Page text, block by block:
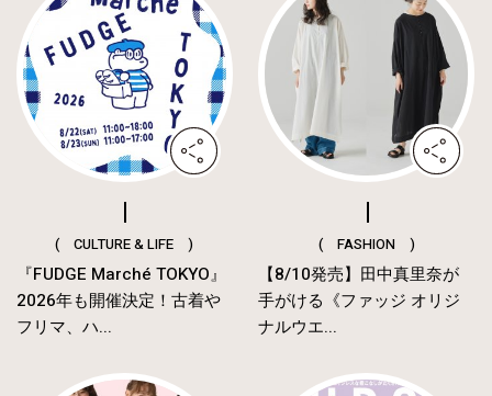
( CULTURE & LIFE )
『FUDGE Marché TOKYO』
2026年も開催決定！古着や
フリマ、ハ...
( FASHION )
【8/10発売】田中真里奈が
手がける《ファッジ オリジ
ナルウエ...